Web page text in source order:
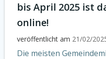
bis April 2025 ist
online!
veröffentlicht am 21/02/
Die meisten